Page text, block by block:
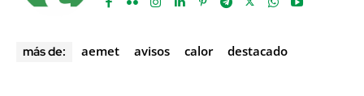
más de: aemet avisos calor destacado